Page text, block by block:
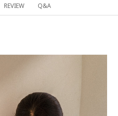
REVIEW Q&A